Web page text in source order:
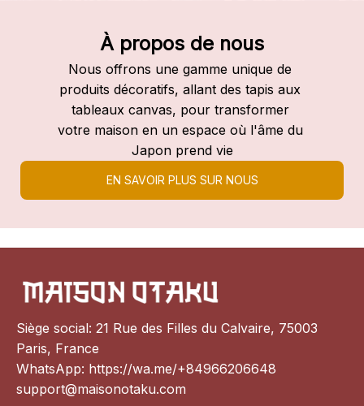
À propos de nous
Nous offrons une gamme unique de
produits décoratifs, allant des tapis aux
tableaux canvas, pour transformer
votre maison en un espace où l'âme du
Japon prend vie
EN SAVOIR PLUS SUR NOUS
Siège social: 21 Rue des Filles du Calvaire, 75003
Paris, France
WhatsApp: https://wa.me/+84966206648
support@maisonotaku.com